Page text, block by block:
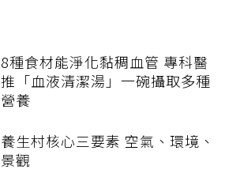
8種食材能淨化黏稠血管 專科醫
推「血液清潔湯」一碗攝取多種
營養
養生村核心三要素 空氣、環境、
景觀